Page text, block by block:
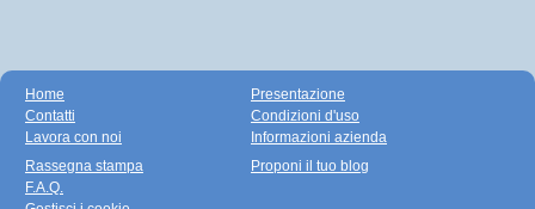
Home
Contatti
Lavora con noi
Presentazione
Condizioni d'uso
Informazioni azienda
Rassegna stampa
F.A.Q.
Proponi il tuo blog